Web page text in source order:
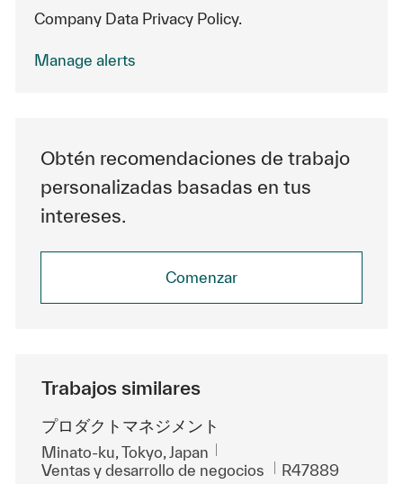
Company Data Privacy Policy.
Manage alerts
Obtén recomendaciones de trabajo
personalizadas basadas en tus
intereses.
Comenzar
Trabajos similares
プロダクトマネジメント
Ubicación
Minato-ku, Tokyo, Japan
Categoría
Ventas y desarrollo de negocios Id. de trabajo
R47889